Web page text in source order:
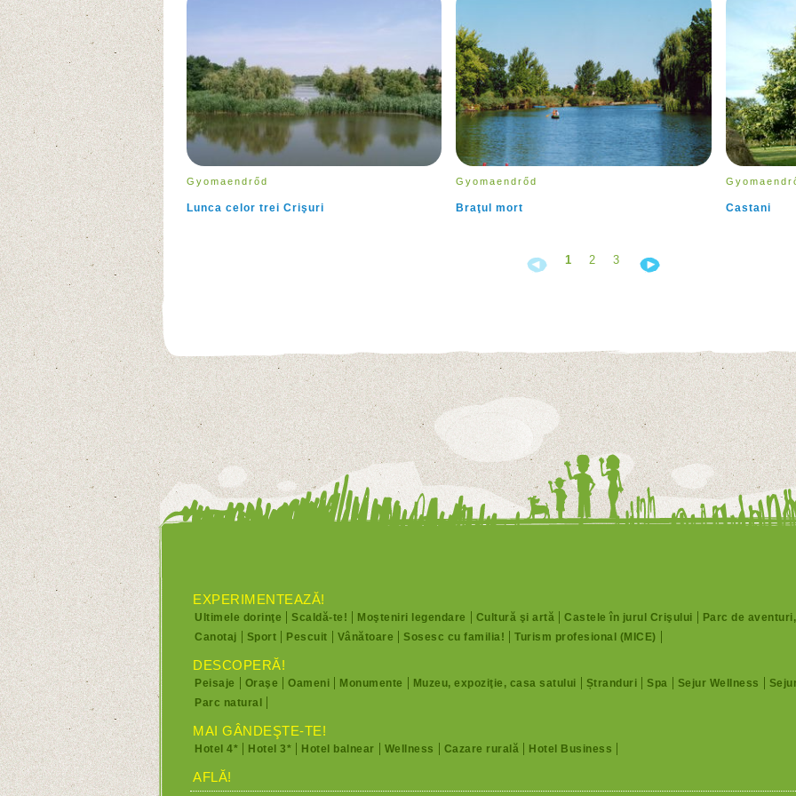
Gyomaendrőd
Lunca celor trei Crişuri
Gyomaendrőd
Braţul mort Castani
1 2 3
EXPERIMENTEAZĂ!
Ultimele dorinţe Scaldă-te! Moşteniri legendare Cultură şi artă Castele în jurul Crişului
Parc de
Canotaj
Sport Pescuit Vânătoare Sosesc cu familia! Turism profesional (MICE)
DESCOPERĂ!
Peisaje Oraşe Oameni Monumente Muzeu, expoziţie, casa satului Ștranduri Spa Sejur Wellness
Parc natural
MAI GÂNDEŞTE-TE!
Hotel 4* Hotel 3* Hotel balnear Wellness Cazare rurală Hotel Business
AFLĂ!